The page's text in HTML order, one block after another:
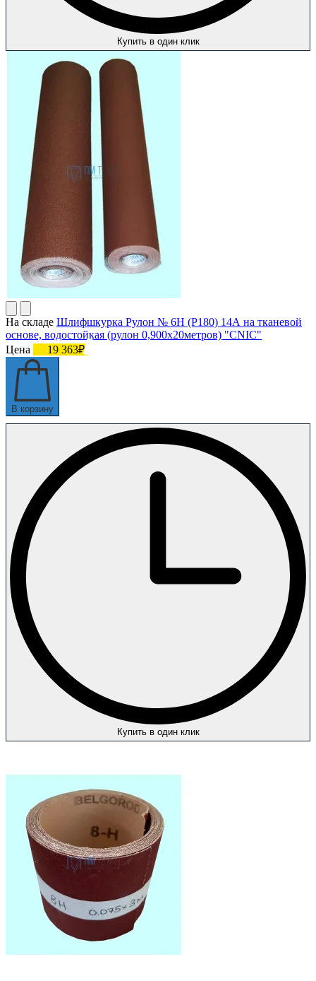
Купить в один клик
На складе Шлифшкурка Рулон № 6Н (P180) 14А на тканевой
основе, водостойкая (рулон 0,900х20метров) "CNIC"
Цена
19 363₽
В корзину
Купить в один клик